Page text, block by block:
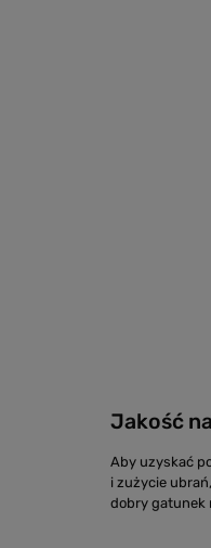
Jakość
Aby uzyskać
i zużycie
dobry gatunek